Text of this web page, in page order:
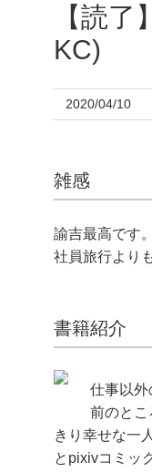
【読
KC)
2020/04/10
雑感
諭吉最高です。
社員旅行より
書籍紹介
仕事以外
前のとこ
きり幸せな一
とpixivコミッ